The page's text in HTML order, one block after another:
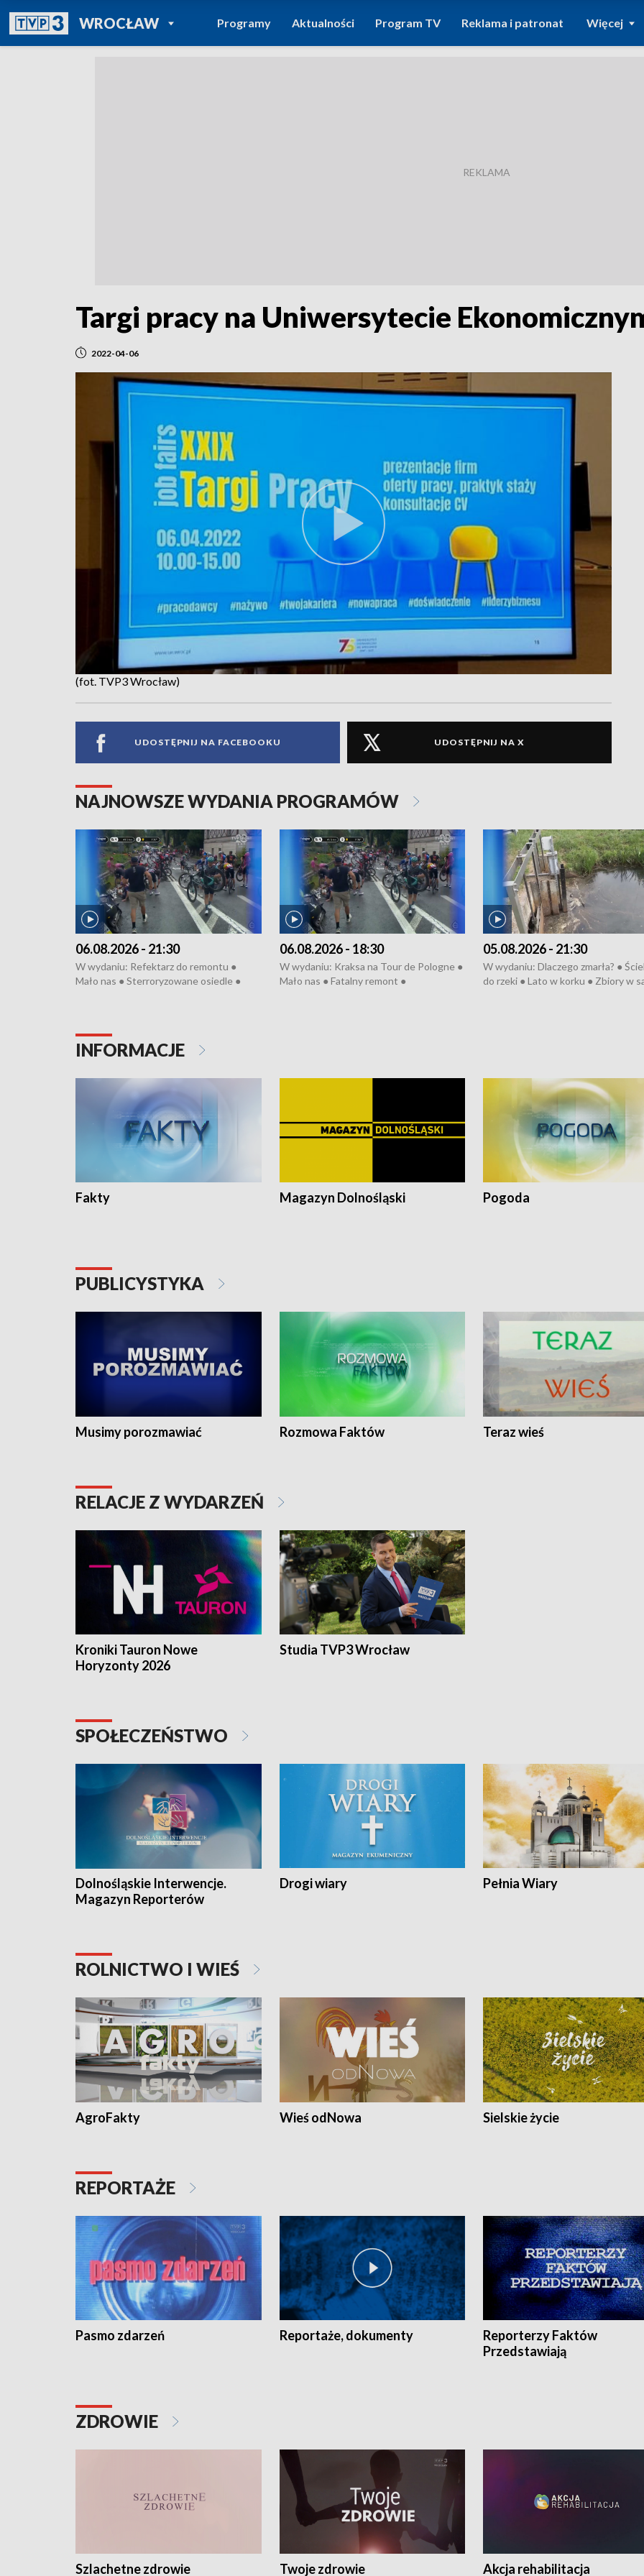
WROCŁAWPOWRÓT DO
TVP REGIONY
Programy Aktualności Program TV Reklama i patronat Więcej
Targi pracy na Uniwersytecie
2022-04-06
(fot. TVP3 Wrocław)
UDOSTĘPNIJ NA FACEBOOKU UDOSTĘPNIJ NA X
NAJNOWSZE WYDANIA PROGRAMÓW
06.08.2026 - 21:30
W wydaniu: Refektarz do remontu ●
Mało nas ● Sterroryzowane osiedle ●
Pologne
06.08.2026 - 18:30
W wydaniu: Kraksa na Tour de Pologne ●
Mało nas ● Fatalny remont ●
05.08.2026 - 21:30
W wydaniu: Dlaczego zmarła? ●
do rzeki ● Lato w korku ● Zbiory w
INFORMACJE
Fakty Magazyn Dolnośląski Pogoda
PUBLICYSTYKA
Musimy porozmawiać Rozmowa Faktów Teraz wieś
RELACJE Z WYDARZEŃ
Kroniki Tauron Nowe
Horyzonty 2026
Studia TVP3 Wrocław
SPOŁECZEŃSTWO
Dolnośląskie Interwencje.
Magazyn Reporterów
Drogi wiary Pełnia Wiary
ROLNICTWO I WIEŚ
AgroFakty Wieś odNowa Sielskie życie
REPORTAŻE
Pasmo zdarzeń Reportaże, dokumenty
Reporterzy Faktów
Przedstawiają
ZDROWIE
Szlachetne zdrowie Twoje zdrowie Akcja rehabilitacja